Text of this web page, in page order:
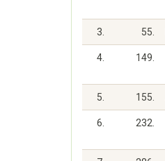
3. 55.
4. 149.
5. 155.
6. 232.